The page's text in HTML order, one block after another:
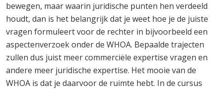
bewegen, maar waarin juridische punten hen verdeeld
houdt, dan is het belangrijk dat je weet hoe je de juiste
vragen formuleert voor de rechter in bijvoorbeeld een
aspectenverzoek onder de WHOA. Bepaalde trajecten
zullen dus juist meer commerciële expertise vragen en
andere meer juridische expertise. Het mooie van de
WHOA is dat je daarvoor de ruimte hebt. In de cursus